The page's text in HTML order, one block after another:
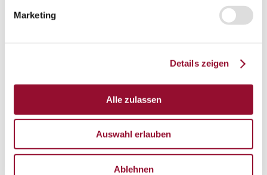
Marketing
Details zeigen
Alle zulassen
Auswahl erlauben
Ablehnen
Ausschreibungstexte